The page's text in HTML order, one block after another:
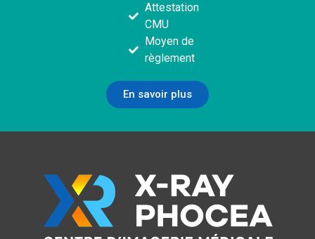
Attestation
CMU
Moyen de
règlement
En savoir plus